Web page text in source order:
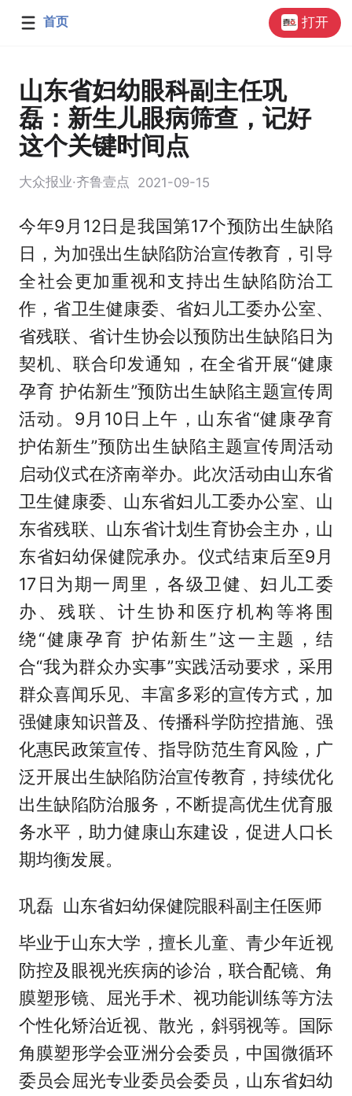
首页 打开
山东省妇幼眼科副主任巩
磊：新生儿眼病筛查，记好
这个关键时间点
大众报业·齐鲁壹点 2021-09-15
今年9月12日是我国第17个预防出生缺陷
日，为加强出生缺陷防治宣传教育，引导
全社会更加重视和支持出生缺陷防治工
作，省卫生健康委、省妇儿工委办公室、
省残联、省计生协会以预防出生缺陷日为
契机、联合印发通知，在全省开展“健康
孕育 护佑新生”预防出生缺陷主题宣传周
活动。9月10日上午，山东省“健康孕育
护佑新生”预防出生缺陷主题宣传周活动
启动仪式在济南举办。此次活动由山东省
卫生健康委、山东省妇儿工委办公室、山
东省残联、山东省计划生育协会主办，山
东省妇幼保健院承办。仪式结束后至9月
17日为期一周里，各级卫健、妇儿工委
办、残联、计生协和医疗机构等将围
绕“健康孕育 护佑新生”这一主题，结
合“我为群众办实事”实践活动要求，采用
群众喜闻乐见、丰富多彩的宣传方式，加
强健康知识普及、传播科学防控措施、强
化惠民政策宣传、指导防范生育风险，广
泛开展出生缺陷防治宣传教育，持续优化
出生缺陷防治服务，不断提高优生优育服
务水平，助力健康山东建设，促进人口长
期均衡发展。
巩磊 山东省妇幼保健院眼科副主任医师
毕业于山东大学，擅长儿童、青少年近视
防控及眼视光疾病的诊治，联合配镜、角
膜塑形镜、屈光手术、视功能训练等方法
个性化矫治近视、散光，斜弱视等。国际
角膜塑形学会亚洲分会委员，中国微循环
委员会屈光专业委员会委员，山东省妇幼